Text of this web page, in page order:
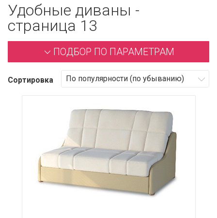
Удобные диваны -
страница 13
ПОДБОР ПО ПАРАМЕТРАМ
Сортировка